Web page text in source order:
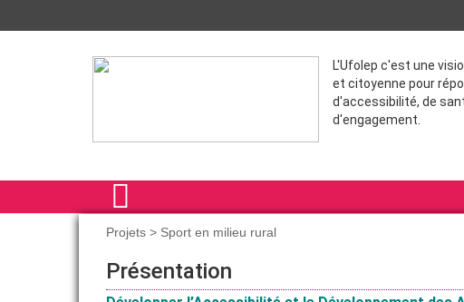
L'Ufolep c'est une
et citoyenne pour
d'accessibilité, de
d'engagement.
ACTIVITÉS SPORTIVES
Projets > Sport en milieu rural
Présentation